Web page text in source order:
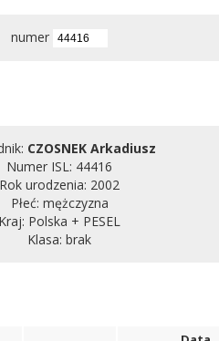
numer
CZOSNEK Arkadiusz
Numer ISL: 44416
Rok urodzenia: 2002
Płeć: mężczyzna
Kraj: Polska + PESEL
Klasa: brak